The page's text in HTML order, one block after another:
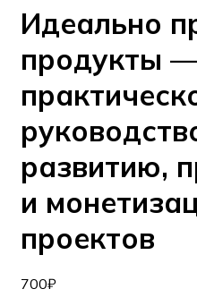
Идеально
продукты
развитию,
и
проектов
700₽